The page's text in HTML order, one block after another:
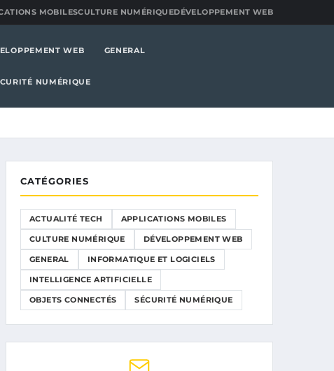
MOBILESCULTURE NUMÉRIQUEDÉVELOPPEMENT WEB
WEB GENERAL
NUMÉRIQUE
CATÉGORIES
ACTUALITÉ TECH APPLICATIONS MOBILES
CULTURE NUMÉRIQUE DÉVELOPPEMENT WEB
GENERAL INFORMATIQUE ET LOGICIELS
INTELLIGENCE ARTIFICIELLE
OBJETS CONNECTÉS SÉCURITÉ NUMÉRIQUE